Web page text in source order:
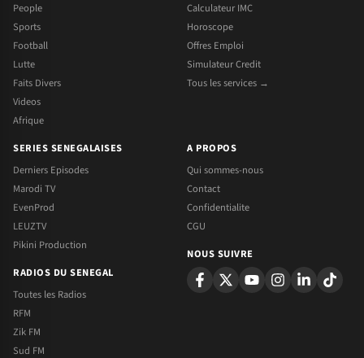
People
Sports
Football
Lutte
Faits Divers
Videos
Afrique
Calculateur IMC
Horoscope
Offres Emploi
Simulateur Credit
Tous les services →
SERIES SENEGALAISES
Derniers Episodes
Marodi TV
EvenProd
LEUZTV
Pikini Production
RADIOS DU SENEGAL
Toutes les Radios
RFM
Zik FM
Sud FM
A PROPOS
Qui sommes-nous
Contact
Confidentialite
CGU
NOUS SUIVRE